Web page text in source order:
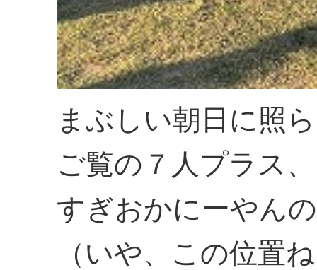
まぶしい朝日に照
ご覧の７人プラス
すぎおかにーやん
（いや、この位置